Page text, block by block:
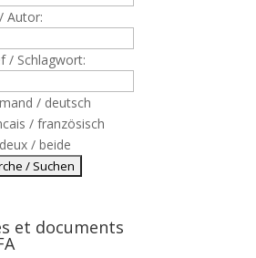
Autor:
/ Schlagwort:
/ deutsch
/ französisch
/ beide
et documents